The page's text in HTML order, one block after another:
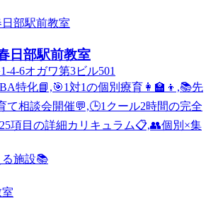
日部駅前教室
4-6オガワ第3ビル501
特化📘,🎯1対1の個別療育👩‍🏫👦,📚先
相談会開催💬,🕒1クール2時間の完全
項目の詳細カリキュラム📋,👥個別×集
施設📚